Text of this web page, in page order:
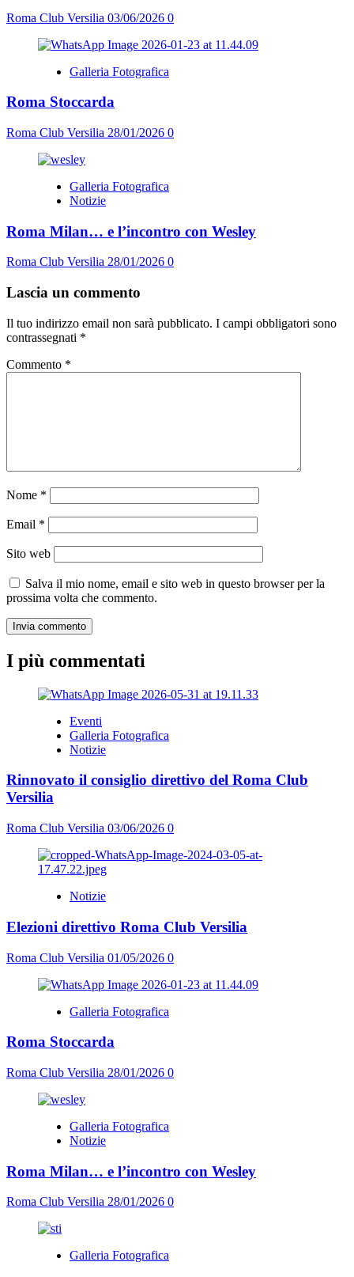
Roma Club Versilia 03/06/2026 0
Galleria Fotografica
Roma Stoccarda
Roma Club Versilia 28/01/2026 0
Galleria Fotografica
Notizie
Roma Milan… e l’incontro con Wesley
Roma Club Versilia 28/01/2026 0
Lascia un commento
Il tuo indirizzo email non sarà pubblicato. I campi obbligatori sono
contrassegnati *
Commento *
Nome *
Email *
Sito web
Salva il mio nome, email e sito web in questo browser per la
prossima volta che commento.
I più commentati
Eventi
Galleria Fotografica
Notizie
Rinnovato il consiglio direttivo del Roma Club
Versilia
Roma Club Versilia 03/06/2026 0
Notizie
Elezioni direttivo Roma Club Versilia
Roma Club Versilia 01/05/2026 0
Galleria Fotografica
Roma Stoccarda
Roma Club Versilia 28/01/2026 0
Galleria Fotografica
Notizie
Roma Milan… e l’incontro con Wesley
Roma Club Versilia 28/01/2026 0
Galleria Fotografica